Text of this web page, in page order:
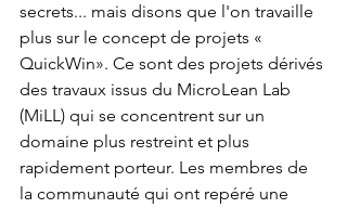
secrets... mais disons que l'on travaille
plus sur le concept de projets «
QuickWin». Ce sont des projets dérivés
des travaux issus du MicroLean Lab
(MiLL) qui se concentrent sur un
domaine plus restreint et plus
rapidement porteur. Les membres de
la communauté qui ont repéré une